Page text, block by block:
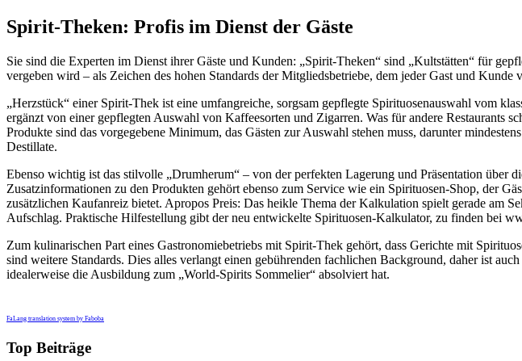
Spirit-Theken: Profis im Dienst der Gäste
Sie sind die Experten im Dienst ihrer Gäste und Kunden: „Spirit-Theken“ sind „Kultstätten“ für
vergeben wird – als Zeichen des hohen Standards der Mitgliedsbetriebe, dem jeder Gast und Kunde
„Herzstück“ einer Spirit-Thek ist eine umfangreiche, sorgsam gepflegte Spirituosenauswahl vom
ergänzt von einer gepflegten Auswahl von Kaffeesorten und Zigarren. Was für andere Restaurants
Produkte sind das vorgegebene Minimum, das Gästen zur Auswahl stehen muss, darunter
Destillate.
Ebenso wichtig ist das stilvolle „Drumherum“ – von der perfekten Lagerung und Präsentation über
Zusatzinformationen zu den Produkten gehört ebenso zum Service wie ein Spirituosen-Shop, der
zusätzlichen Kaufanreiz bietet. Apropos Preis: Das heikle Thema der Kalkulation spielt gerade am
Aufschlag. Praktische Hilfestellung gibt der neu entwickelte Spirituosen-Kalkulator, zu finden bei
Zum kulinarischen Part eines Gastronomiebetriebs mit Spirit-Thek gehört, dass Gerichte mit
sind weitere Standards. Dies alles verlangt einen gebührenden fachlichen Background, daher ist
idealerweise die Ausbildung zum „World-Spirits Sommelier“ absolviert hat.
FaLang translation system by Faboba
Top Beiträge